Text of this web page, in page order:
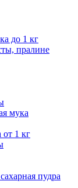
до 1 кг
пралине
мука
1 кг
пудра